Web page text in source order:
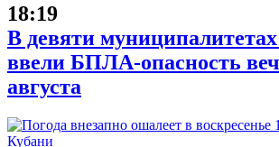
18:19
В девяти
ввели БПЛА-опасность
августа